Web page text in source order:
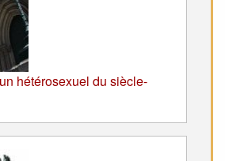
hétérosexuel du siècle-